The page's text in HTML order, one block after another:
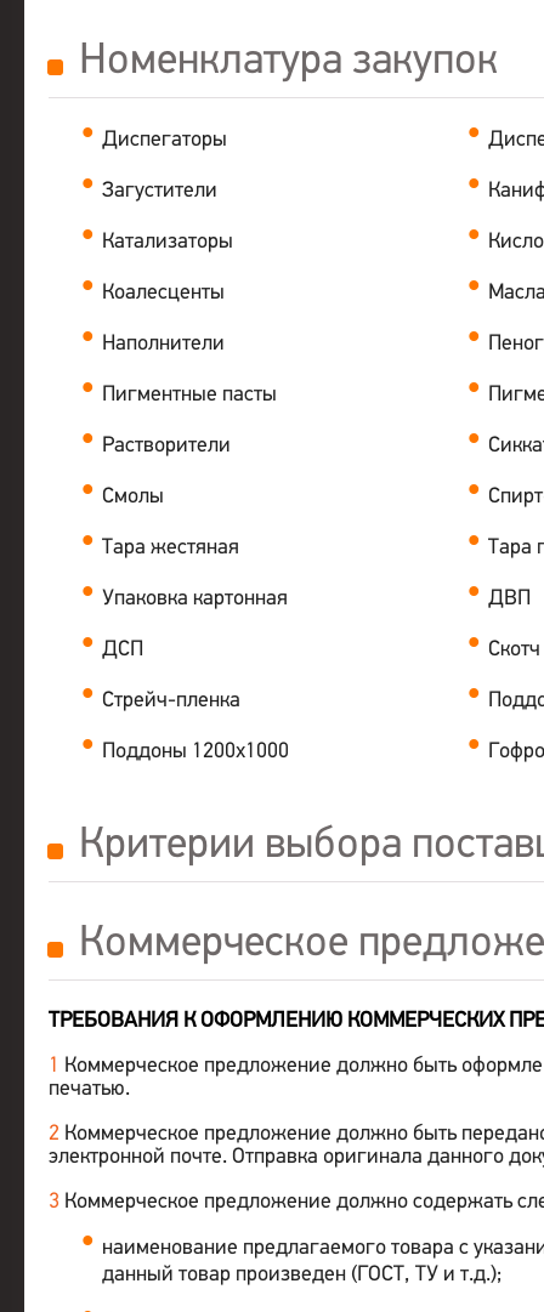
Номенклатура закупок
Диспегаторы
Загустители
Катализаторы
Коалесценты
Наполнители
Пигментные пасты
Растворители
Смолы
Тара жестяная Тара
Упаковка картонная ДВП
ДСП
Стрейч-пленка
Поддоны 1200х1000
Критерии выбора
Коммерческое
ТРЕБОВАНИЯ К ОФОРМЛЕНИЮ КОММЕРЧЕСКИХ
1 Коммерческое предложение должно быть
печатью.
2 Коммерческое предложение должно быть
электронной почте. Отправка оригинала данного
3 Коммерческое предложение должно содержать
наименование предлагаемого товара с
данный товар произведен (ГОСТ, ТУ и т.д.);